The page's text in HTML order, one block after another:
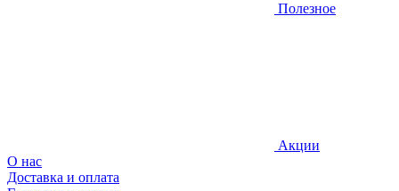
Полезное
Акции
О нас
Доставка и оплата